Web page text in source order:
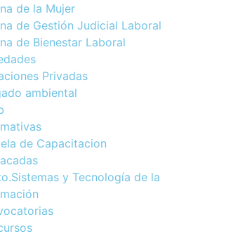
de la Mujer
de Gestión Judicial Laboral
de Bienestar Laboral
Privadas
ambiental
de Capacitacion
y Tecnología de la